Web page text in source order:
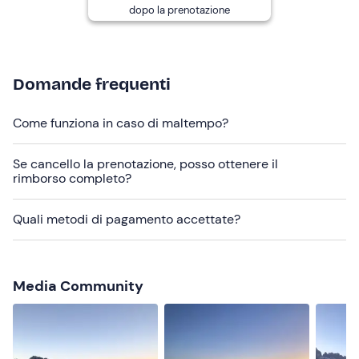
Abbigliamento da montagna
Non dimenticare di portare
Zainetto
Thermos caldo
Snack
Maglia di ricambio
dopo la prenotazione
Domande frequenti
Come funziona in caso di maltempo?
Se cancello la prenotazione, posso ottenere il
rimborso completo?
Quali metodi di pagamento accettate?
Media Community